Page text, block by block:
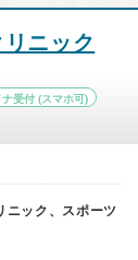
ニック
ナ受付 (スマホ可)
ニック、スポーツ